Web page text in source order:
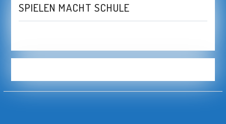
SPIELEN MACHT SCHULE